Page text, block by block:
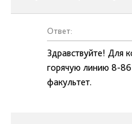
Ответ:
Здравствуйте! Для
горячую линию 8-
факультет.